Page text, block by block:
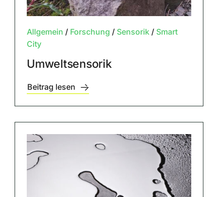
Allgemein / Forschung / Sensorik/ Smart
City
Umweltsensorik
Beitrag lesen